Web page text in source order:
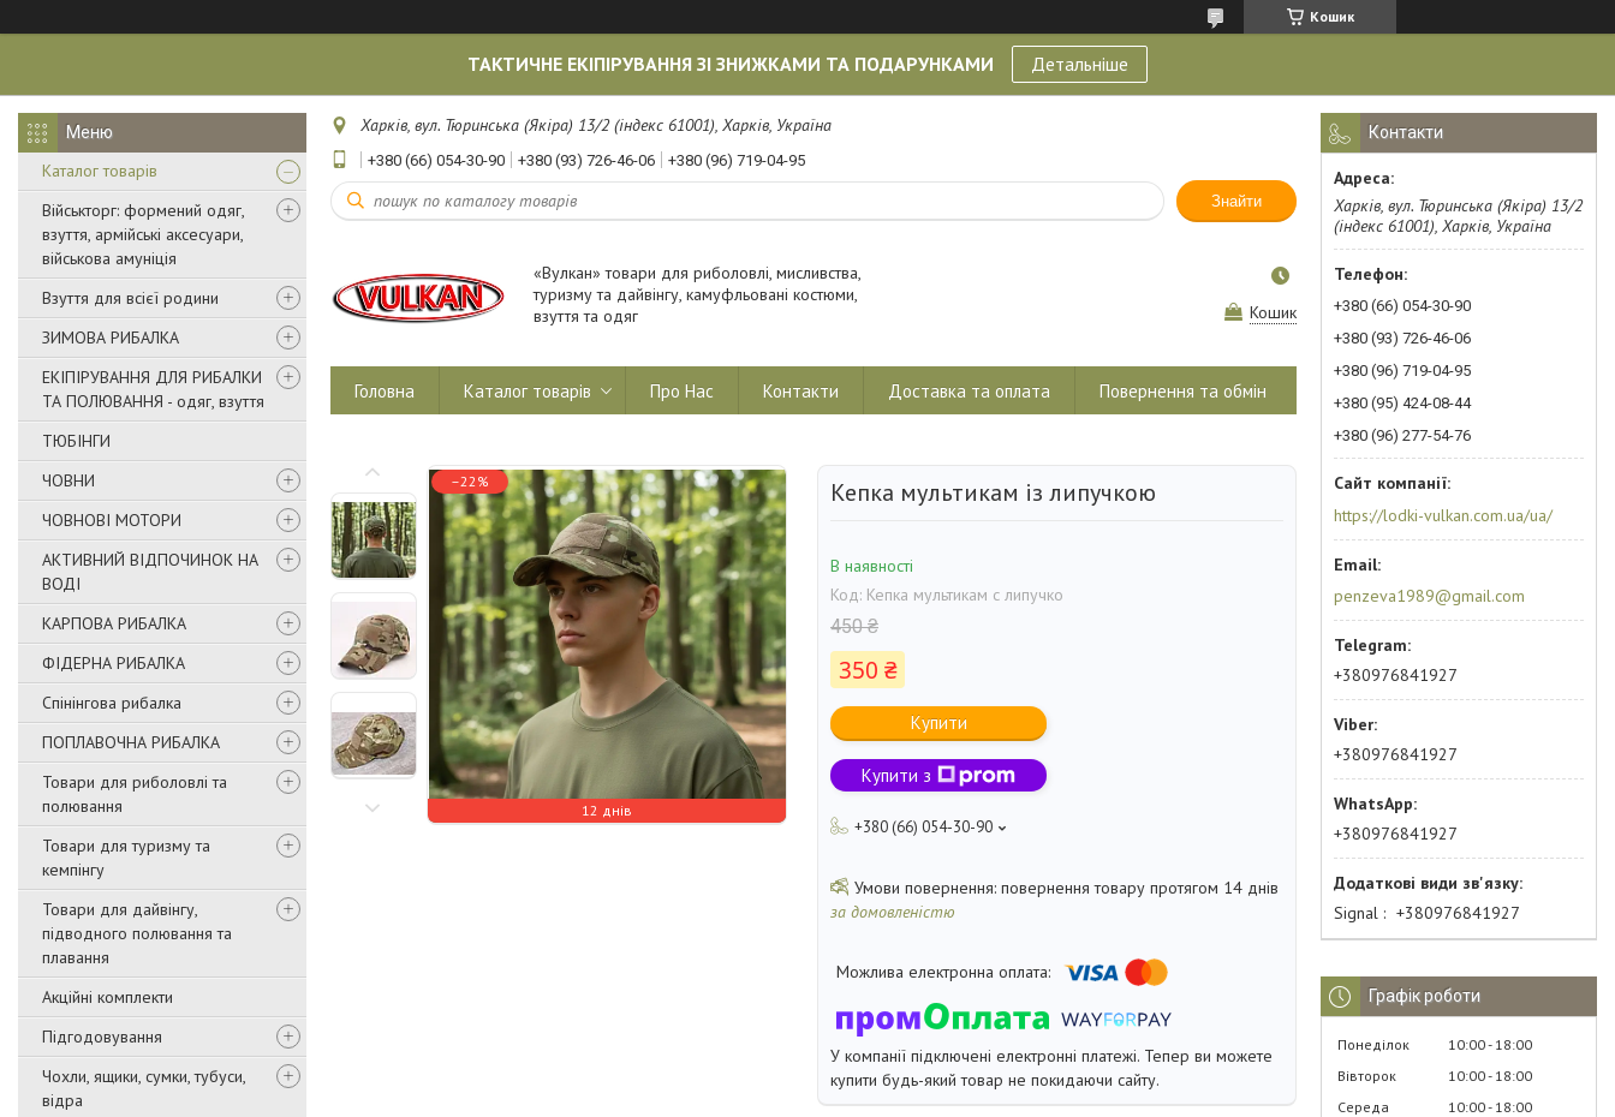
Кошик
ТАКТИЧНЕ ЕКІПІРУВАННЯ ЗІ ЗНИЖКАМИ ТА ПОДАРУНКАМИ Детальніше
Каталог товарів
Військторг: формений одяг,
взуття, армійські аксесуари,
військова амуніція
Взуття для всієї родини
ЗИМОВА РИБАЛКА
ЕКІПІРУВАННЯ ДЛЯ РИБАЛКИ
ТА ПОЛЮВАННЯ - одяг, взуття
ТЮБІНГИ
ЧОВНИ
ЧОВНОВІ МОТОРИ
АКТИВНИЙ ВІДПОЧИНОК НА
ВОДІ
КАРПОВА РИБАЛКА
ФІДЕРНА РИБАЛКА
Спінінгова рибалка
ПОПЛАВОЧНА РИБАЛКА
Товари для риболовлі та
полювання
Товари для туризму та
кемпінгу
Товари для дайвінгу,
підводного полювання та
плавання
Акційні комплекти
Підгодовування
Чохли, ящики, сумки, тубуси,
відра
Харків, вул. Тюринська (Якіра) 13/2 (індекс 61001), Харків, Україна
+380 (66) 054-30-90 +380 (93) 726-46-06 +380 (96) 719-04-95
Знайти
«Вулкан» товари для риболовлі, мисливства,
туризму та дайвінгу, камуфльовані костюми,
взуття та одяг
Кошик
Головна Каталог товарів Про Нас Контакти Доставка та оплата Повернення та обмін
–22%
12 днів
Кепка мультикам із липучкою
В наявності
Код: Кепка мультикам с липучко
450 ₴
350 ₴
Купити
Купити з
+380 (66) 054-30-90
повернення товару протягом 14 днів
за домовленістю
У компанії підключені електронні платежі. Тепер ви можете
купити будь-який товар не покидаючи сайту.
Контакти
Харків, вул. Тюринська (Якіра) 13/2
(індекс 61001), Харків, Україна
+380 (66) 054-30-90
+380 (93) 726-46-06
+380 (96) 719-04-95
+380 (95) 424-08-44
+380 (96) 277-54-76
https://lodki-vulkan.com.ua/ua/
penzeva1989@gmail.com
+380976841927
+380976841927
+380976841927
Signal +380976841927
Графік роботи
Понеділок 10:00 18:00
Вівторок
10:00 18:00
Середа
10:00 18:00